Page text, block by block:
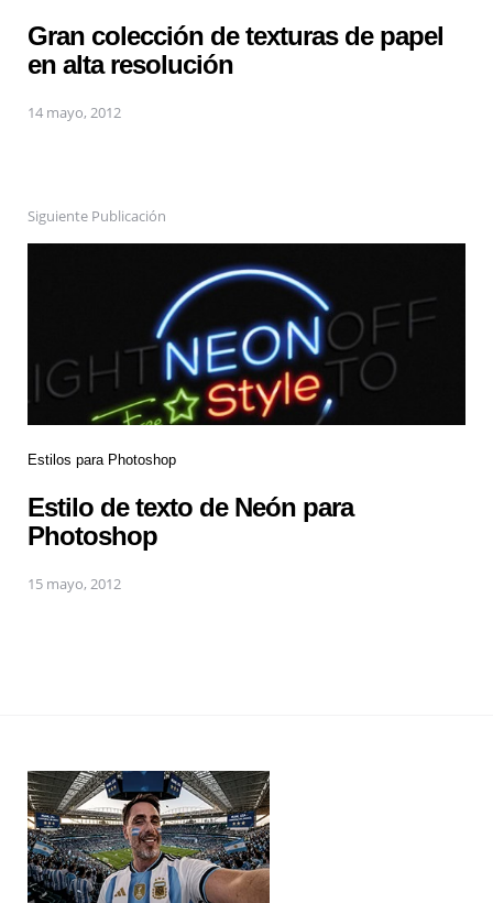
Gran colección de texturas de papel
en alta resolución
14 mayo, 2012
Siguiente Publicación
Estilos para Photoshop
Estilo de texto de Neón para
Photoshop
15 mayo, 2012